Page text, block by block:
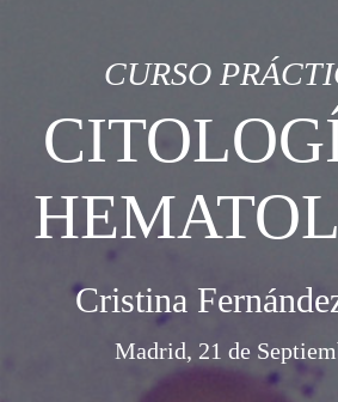
CURSO
Cristina
Madrid, 21 de